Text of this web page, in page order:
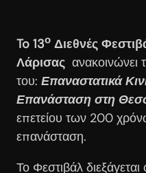
To 13ο Διεθνές
Λάρισας ανακοινώνει
του: Επαναστατικά
Επανάσταση στη
επετείου των 200
επανάσταση.
Το Φεστιβάλ